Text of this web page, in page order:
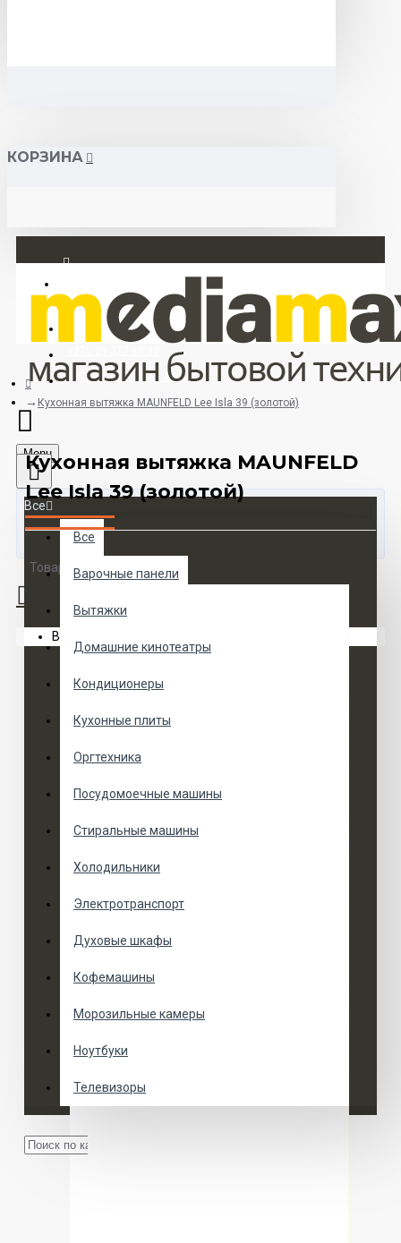
КОРЗИНА
Регистрация
+375 33 673 17 31 (МТС)
Menu
Все
Все
Варочные панели
Вытяжки
Домашние кинотеатры
Кондиционеры
Кухонные плиты
Оргтехника
Посудомоечные машины
Стиральные машины
Холодильники
Электротранспорт
Духовые шкафы
Кофемашины
Морозильные камеры
Ноутбуки
Телевизоры
Товаров 0 (0 руб.)
Ваша корзина пуста!
Кухонная вытяжка MAUNFELD Lee Isla 39 (золотой)
Кухонная вытяжка MAUNFELD
Lee Isla 39 (золотой)